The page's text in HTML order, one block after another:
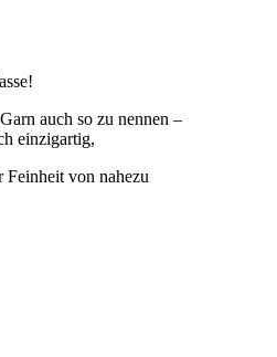
auch so zu nennen –
einzigartig,
von nahezu